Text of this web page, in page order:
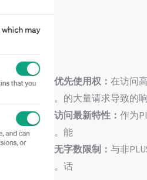
优先使用权： 在访问
的大量请求导致的响
访问最新特性： 作为
能。
无字数限制： 与非
话。